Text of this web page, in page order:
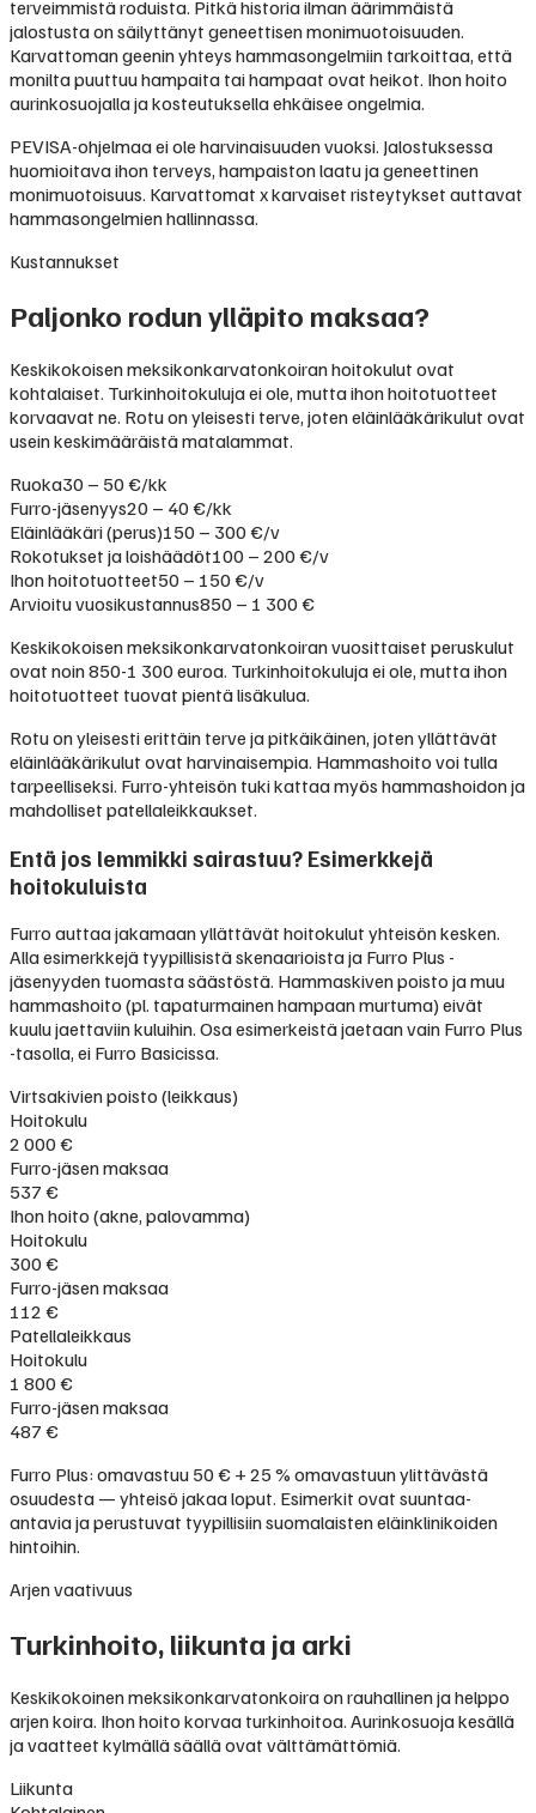
terveimmistä roduista. Pitkä historia ilman äärimmäistä
jalostusta on säilyttänyt geneettisen monimuotoisuuden.
Karvattoman geenin yhteys hammasongelmiin tarkoittaa, että
monilta puuttuu hampaita tai hampaat ovat heikot. Ihon hoito
aurinkosuojalla ja kosteutuksella ehkäisee ongelmia.
PEVISA-ohjelmaa ei ole harvinaisuuden vuoksi. Jalostuksessa
huomioitava ihon terveys, hampaiston laatu ja geneettinen
monimuotoisuus. Karvattomat x karvaiset risteytykset auttavat
hammasongelmien hallinnassa.
Kustannukset
Paljonko rodun ylläpito maksaa?
Keskikokoisen meksikonkarvatonkoiran hoitokulut ovat
kohtalaiset. Turkinhoitokuluja ei ole, mutta ihon hoitotuotteet
korvaavat ne. Rotu on yleisesti terve, joten eläinlääkärikulut ovat
usein keskimääräistä matalammat.
Ruoka30 – 50 €/kk
Furro-jäsenyys20 – 40 €/kk
Eläinlääkäri (perus)150 – 300 €/v
Rokotukset ja loishäädöt100 – 200 €/v
Ihon hoitotuotteet50 – 150 €/v
Arvioitu vuosikustannus850 – 1 300 €
Keskikokoisen meksikonkarvatonkoiran vuosittaiset peruskulut
ovat noin 850-1 300 euroa. Turkinhoitokuluja ei ole, mutta ihon
hoitotuotteet tuovat pientä lisäkulua.
Rotu on yleisesti erittäin terve ja pitkäikäinen, joten yllättävät
eläinlääkärikulut ovat harvinaisempia. Hammashoito voi tulla
tarpeelliseksi. Furro-yhteisön tuki kattaa myös hammashoidon ja
mahdolliset patellaleikkaukset.
Entä jos lemmikki sairastuu? Esimerkkejä
hoitokuluista
Furro auttaa jakamaan yllättävät hoitokulut yhteisön kesken.
Alla esimerkkejä tyypillisistä skenaarioista ja Furro Plus -
jäsenyyden tuomasta säästöstä. Hammaskiven poisto ja muu
hammashoito (pl. tapaturmainen hampaan murtuma) eivät
kuulu jaettaviin kuluihin. Osa esimerkeistä jaetaan vain Furro Plus
-tasolla, ei Furro Basicissa.
Virtsakivien poisto (leikkaus)
Hoitokulu
2 000 €
Furro-jäsen maksaa
537 €
Ihon hoito (akne, palovamma)
Hoitokulu
300 €
Furro-jäsen maksaa
112 €
Patellaleikkaus
Hoitokulu
1 800 €
Furro-jäsen maksaa
487 €
Furro Plus: omavastuu 50 € + 25 % omavastuun ylittävästä
osuudesta — yhteisö jakaa loput. Esimerkit ovat suuntaa-
antavia ja perustuvat tyypillisiin suomalaisten eläinklinikoiden
hintoihin.
Arjen vaativuus
Turkinhoito, liikunta ja arki
Keskikokoinen meksikonkarvatonkoira on rauhallinen ja helppo
arjen koira. Ihon hoito korvaa turkinhoitoa. Aurinkosuoja kesällä
ja vaatteet kylmällä säällä ovat välttämättömiä.
Liikunta